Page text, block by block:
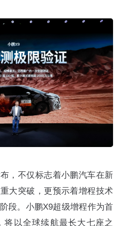
，不仅标志着小鹏汽车在新
大突破，更预示着增程技术
段。小鹏X9超级增程作为首
将以全球续航最长大七座之